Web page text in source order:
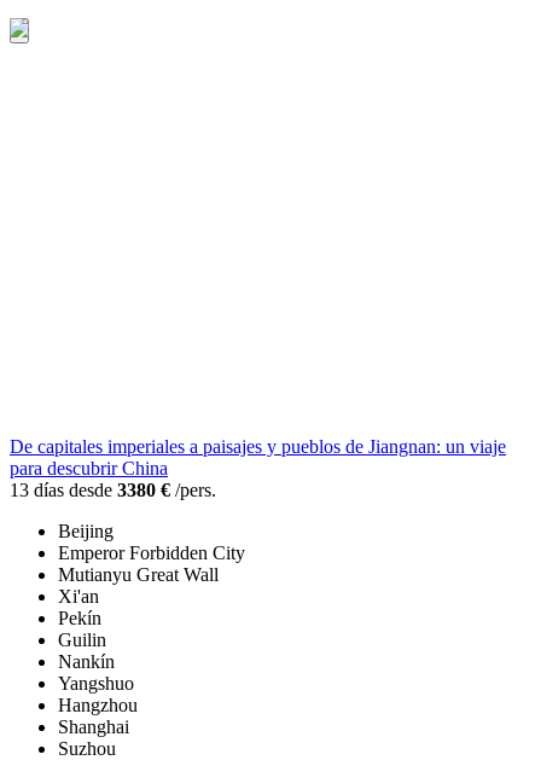
De capitales imperiales a paisajes y pueblos de Jiangnan: un viaje
para descubrir China
13 días desde 3380 € /pers.
Beijing
Emperor Forbidden City
Mutianyu Great Wall
Xi'an
Pekín
Guilin
Nankín
Yangshuo
Hangzhou
Shanghai
Suzhou